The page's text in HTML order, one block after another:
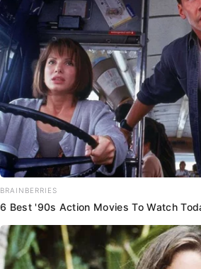
BRAINBERRIES
6 Best '90s Action Movies To Watch